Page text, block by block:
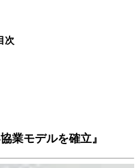
次
業モデルを確立』